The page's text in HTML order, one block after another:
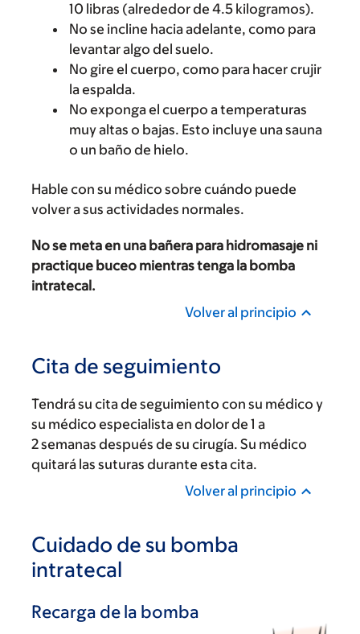
10 libras (alrededor de 4.5 kilogramos).
No se incline hacia adelante, como para
levantar algo del suelo.
No gire el cuerpo, como para hacer crujir
la espalda.
No exponga el cuerpo a temperaturas
muy altas o bajas. Esto incluye una sauna
o un baño de hielo.
Hable con su médico sobre cuándo puede
volver a sus actividades normales.
No se meta en una bañera para hidromasaje ni
practique buceo mientras tenga la bomba
intratecal.
Volver al principio
Cita de seguimiento
Tendrá su cita de seguimiento con su médico y
su médico especialista en dolor de 1 a
2 semanas después de su cirugía. Su médico
quitará las suturas durante esta cita.
Volver al principio
Cuidado de su bomba
intratecal
Recarga de la bomba